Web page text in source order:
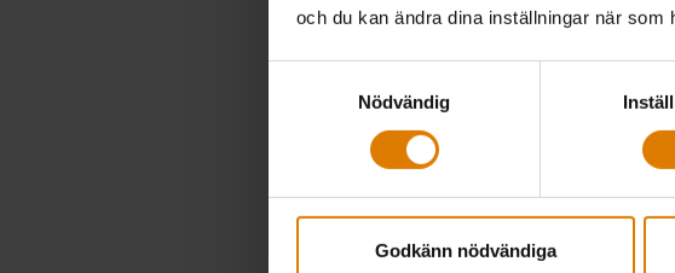
och du kan ändra dina inställningar när som
Nödvändig
Godkänn nödvändiga